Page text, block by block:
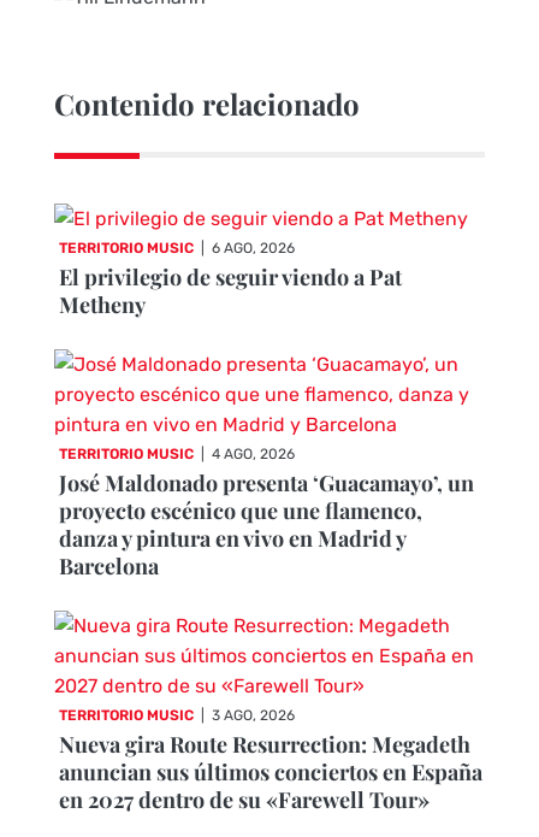
Contenido relacionado
TERRITORIO MUSIC 6 AGO, 2026
El privilegio de seguir viendo a Pat
Metheny
TERRITORIO MUSIC 4 AGO, 2026
José Maldonado presenta ‘Guacamayo’, un
proyecto escénico que une flamenco,
danza y pintura en vivo en Madrid y
Barcelona
TERRITORIO MUSIC 3 AGO, 2026
Nueva gira Route Resurrection: Megadeth
anuncian sus últimos conciertos en España
en 2027 dentro de su «Farewell Tour»